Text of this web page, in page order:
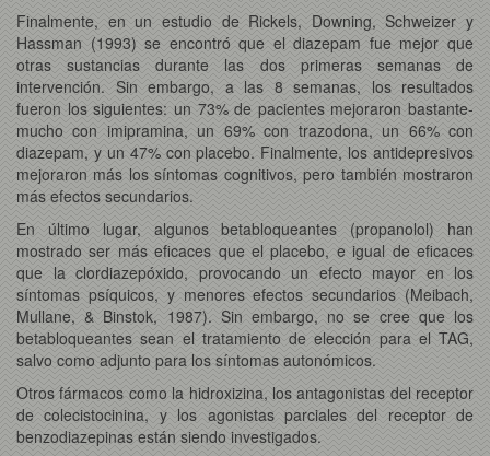
Finalmente, en un estudio de Rickels, Downing, Schweizer y
Hassman (1993) se encontró que el diazepam fue mejor que
otras sustancias durante las dos primeras semanas de
intervención. Sin embargo, a las 8 semanas, los resultados
fueron los siguientes: un 73% de pacientes mejoraron bastante-
mucho con imipramina, un 69% con trazodona, un 66% con
diazepam, y un 47% con placebo. Finalmente, los antidepresivos
mejoraron más los síntomas cognitivos, pero también mostraron
más efectos secundarios.
En último lugar, algunos betabloqueantes (propanolol) han
mostrado ser más eficaces que el placebo, e igual de eficaces
que la clordiazepóxido, provocando un efecto mayor en los
síntomas psíquicos, y menores efectos secundarios (Meibach,
Mullane, & Binstok, 1987). Sin embargo, no se cree que los
betabloqueantes sean el tratamiento de elección para el TAG,
salvo como adjunto para los síntomas autonómicos.
Otros fármacos como la hidroxizina, los antagonistas del receptor
de colecistocinina, y los agonistas parciales del receptor de
benzodiazepinas están siendo investigados.